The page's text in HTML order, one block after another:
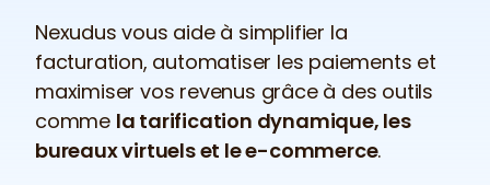
Nexudus vous aide à simplifier la
facturation, automatiser les paiements et
maximiser vos revenus grâce à des outils
comme la tarification dynamique, les
bureaux virtuels et le e-commerce.